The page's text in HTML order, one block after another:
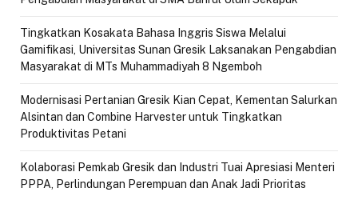
Tingkatkan Kosakata Bahasa Inggris Siswa Melalui
Gamifikasi, Universitas Sunan Gresik Laksanakan Pengabdian
Masyarakat di MTs Muhammadiyah 8 Ngemboh
Modernisasi Pertanian Gresik Kian Cepat, Kementan Salurkan
Alsintan dan Combine Harvester untuk Tingkatkan
Produktivitas Petani
Kolaborasi Pemkab Gresik dan Industri Tuai Apresiasi Menteri
PPPA, Perlindungan Perempuan dan Anak Jadi Prioritas